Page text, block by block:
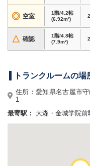
・書類・資材・在庫商品な
で対応
・24時間365日利用可、短
ホームページからのお申
ください。内覧やサイズの
ーム・レンタル倉庫・貸し
ッとあ〜るコンテナ 守山向
◎ 空室
1階/4.2帖
(6.92m²)
△ 確認
1階/4.8帖
(7.9m²)
トランクルームの場
住所：愛知県名古屋市
1
最寄駅：
大森・金城学院